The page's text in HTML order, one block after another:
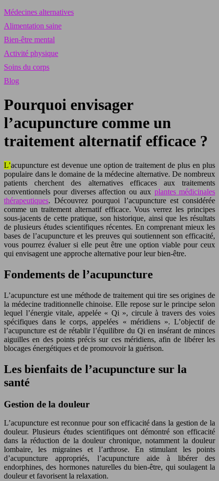
Médecines alternatives
Alimentation saine
Bien-être mental
Activité physique
Soins du corps
Blog
Pourquoi envisager
l’acupuncture comme un
traitement alternatif efficace ?
L’acupuncture est devenue une option de traitement de plus en plus
populaire dans le domaine de la médecine alternative. De nombreux
patients cherchent des alternatives efficaces aux traitements
conventionnels pour diverses affection ou aux plantes médicinales
thérapeutiques. Découvrez pourquoi l’acupuncture est considérée
comme un traitement alternatif efficace. Vous verrez les principes
sous-jacents de cette pratique, son historique, ainsi que les résultats
de plusieurs études scientifiques récentes. En comprenant mieux les
bases de l’acupuncture et les preuves qui soutiennent son efficacité,
vous pourrez évaluer si elle peut être une option viable pour ceux
qui envisagent une approche alternative pour leur bien-être.
Fondements de l’acupuncture
L’acupuncture est une méthode de traitement qui tire ses origines de
la médecine traditionnelle chinoise. Elle repose sur le principe selon
lequel l’énergie vitale, appelée « Qi », circule à travers des voies
spécifiques dans le corps, appelées « méridiens ». L’objectif de
l’acupuncture est de rétablir l’équilibre du Qi en insérant de minces
aiguilles en des points précis sur ces méridiens, afin de libérer les
blocages énergétiques et de promouvoir la guérison.
Les bienfaits de l’acupuncture sur la
santé
Gestion de la douleur
L’acupuncture est reconnue pour son efficacité dans la gestion de la
douleur. Plusieurs études scientifiques ont démontré son efficacité
dans la réduction de la douleur chronique, notamment la douleur
lombaire, les migraines et l’arthrose. En stimulant les points
d’acupuncture appropriés, l’acupuncture aide à libérer des
endorphines, des hormones naturelles du bien-être, qui soulagent la
douleur et favorisent la relaxation.